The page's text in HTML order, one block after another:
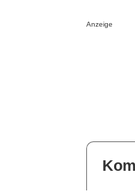
Anzeige